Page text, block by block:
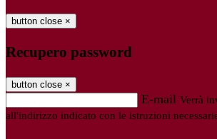
button close ×
Recupero password
button close ×
E-mail Verrà
all'indirizzo indicato con le istruzioni